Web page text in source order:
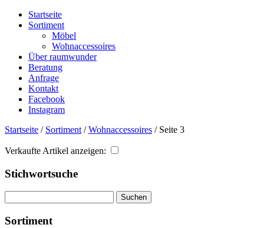
Startseite
Sortiment
Möbel
Wohnaccessoires
Über raumwunder
Beratung
Anfrage
Kontakt
Facebook
Instagram
Startseite / Sortiment /Wohnaccessoires / Seite 3
Verkaufte Artikel anzeigen:
Stichwortsuche
nach:
Sortiment